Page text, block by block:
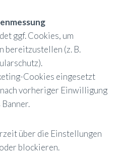
ggf. Cookies, um
bereitzustellen (z. B.
Cookies eingesetzt
vorheriger Einwilligung
über die Einstellungen
blockieren.